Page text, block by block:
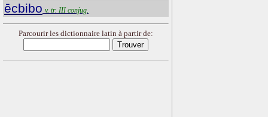
ēcbibo v. tr. III conjug.
Parcourir les dictionnaire latin à partir de: